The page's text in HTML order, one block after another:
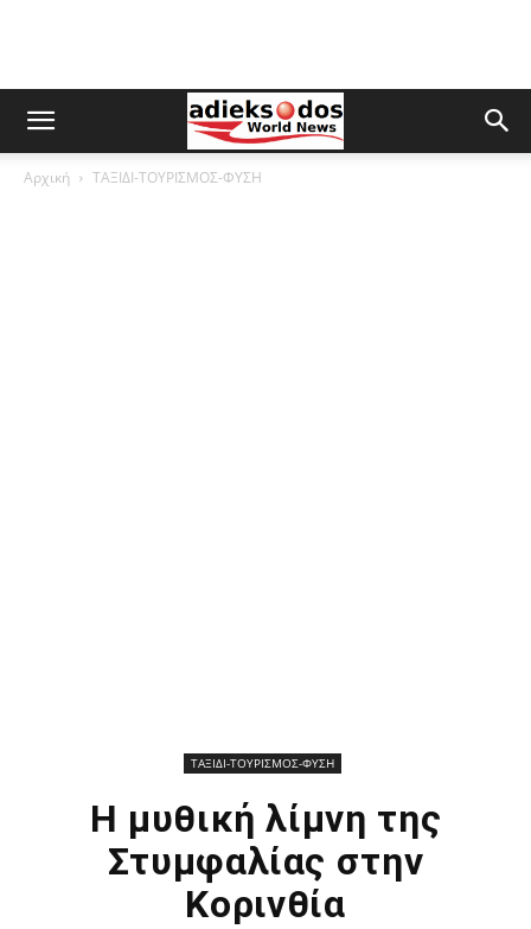
Αρχική ΤΑΞΙΔΙ-ΤΟΥΡΙΣΜΟΣ-ΦΥΣΗ
ΤΑΞΙΔΙ-ΤΟΥΡΙΣΜΟΣ-ΦΥΣΗ
Η μυθική λίμνη της
Στυμφαλίας στην
Κορινθία